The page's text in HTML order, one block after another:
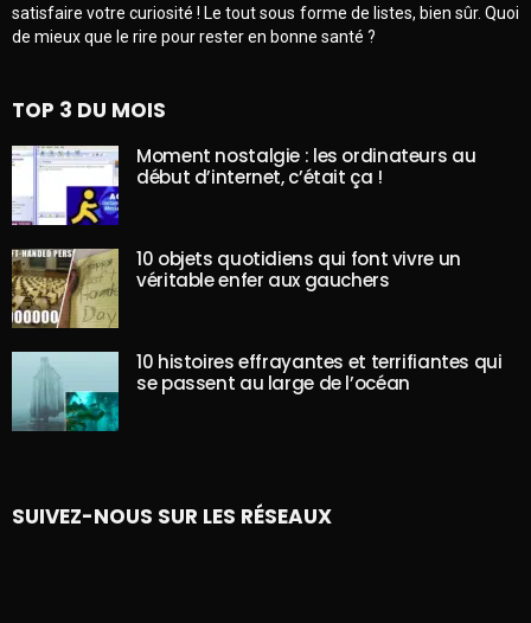
satisfaire votre curiosité ! Le tout sous forme de listes, bien sûr. Quoi
de mieux que le rire pour rester en bonne santé ?
TOP 3 DU MOIS
Moment nostalgie : les ordinateurs au
début d’internet, c’était ça !
10 objets quotidiens qui font vivre un
véritable enfer aux gauchers
10 histoires effrayantes et terrifiantes qui
se passent au large de l’océan
SUIVEZ-NOUS SUR LES RÉSEAUX